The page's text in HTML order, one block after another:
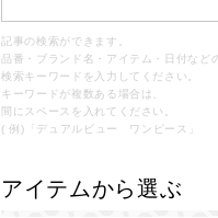
記事の検索ができます。
品番・ブランド名・アイテム・日付など
検索キーワードを入力してください。
キーワードが複数ある場合は、
間にスペースを入れてください。
( 例)「デュアルビュー ワンピース」
アイテムから選ぶ